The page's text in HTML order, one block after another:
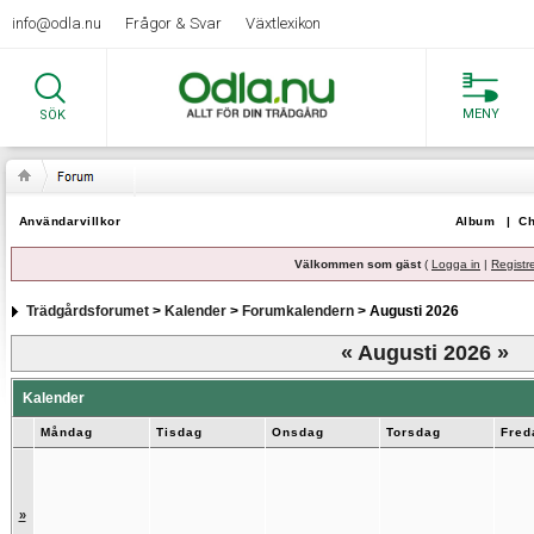
info@odla.nu Frågor & Svar Växtlexikon
SÖK MENY
Användarvillkor Album |
Välkommen som gäst( Logga in |
Trädgårdsforumet> Kalender> Forumkalendern> Augusti 2026
« Augusti 2026 »
Kalender
Måndag Tisdag Onsdag Torsdag
»